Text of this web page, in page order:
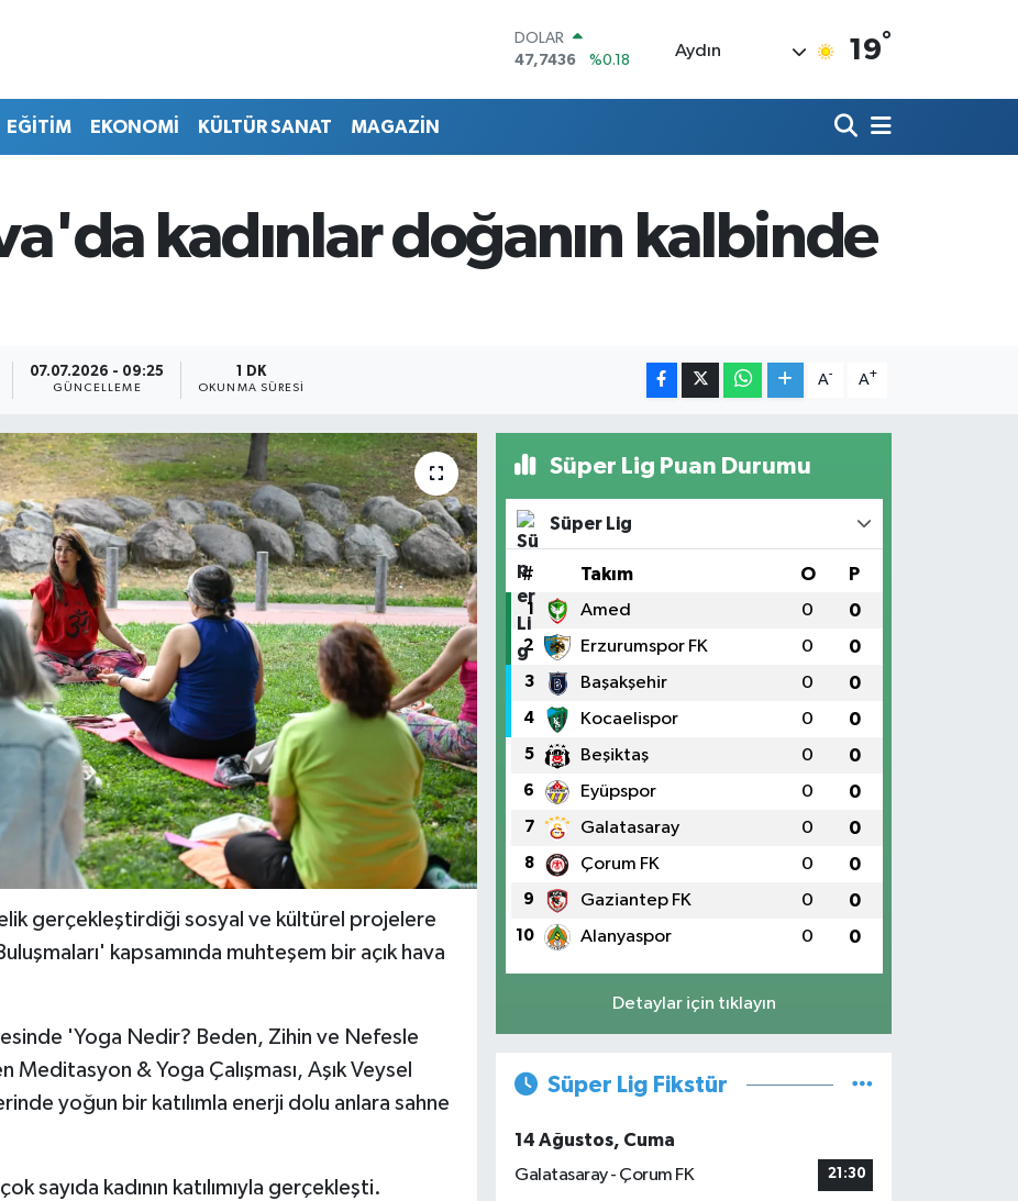
DOLAR
47,7436
%0.18
13.779
%-14
BITCOIN
Aydın 19°
EĞİTİM EKONOMİ KÜLTÜR SANAT MAGAZİN
kadınlar doğanın kalbinde
07.07.2026 - 09:25
GÜNCELLEME
1 DK
OKUNMA SÜRESI
A- A+
gerçekleştirdiği sosyal ve kültürel projelere
kapsamında muhteşem bir açık hava
'Yoga Nedir? Beden, Zihin ve Nefesle
& Yoga Çalışması, Aşık Veysel
yoğun bir katılımla enerji dolu anlara sahne
sayıda kadının katılımıyla gerçekleşti.
Süper Lig Puan Durumu
Süper Lig
# Takım O P
1 Amed 0 0
2 Erzurumspor FK 0 0
3 Başakşehir 0 0
4 Kocaelispor 0 0
5 Beşiktaş 0 0
6 Eyüpspor 0 0
7 Galatasaray 0 0
8 Çorum FK 0 0
9 Gaziantep FK 0 0
10 Alanyaspor 0 0
Detaylar için tıklayın
Süper Lig Fikstür
14 Ağustos, Cuma
Galatasaray - Çorum FK
21:30